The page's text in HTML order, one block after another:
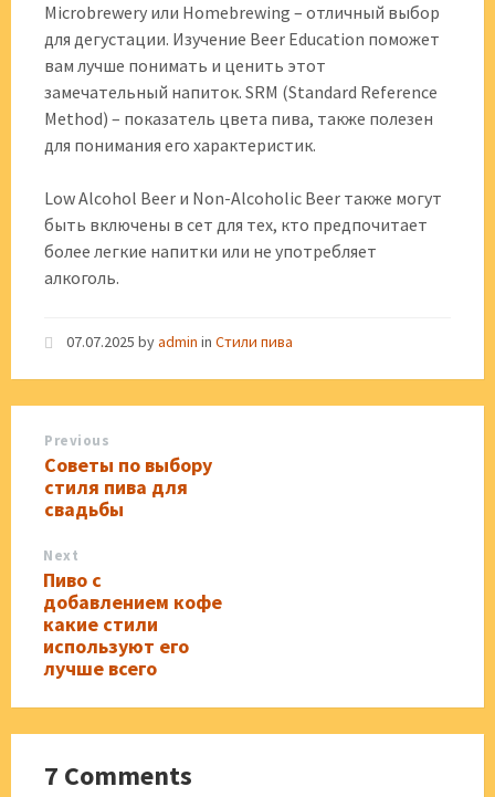
Microbrewery или Homebrewing – отличный выбор
для дегустации. Изучение Beer Education поможет
вам лучше понимать и ценить этот
замечательный напиток. SRM (Standard Reference
Method) – показатель цвета пива, также полезен
для понимания его характеристик.
Low Alcohol Beer и Non-Alcoholic Beer также могут
быть включены в сет для тех, кто предпочитает
более легкие напитки или не употребляет
алкоголь.
07.07.2025 byadmin in Стили пива
Previous
Советы по выбору
стиля пива для
свадьбы
Next
Пиво с
добавлением кофе
какие стили
используют его
лучше всего
7 Comments